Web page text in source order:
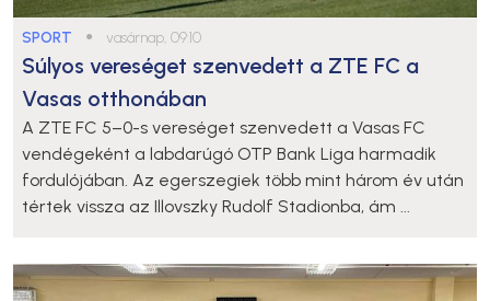
SPORT ● vasárnap, 09:10
Súlyos vereséget szenvedett a ZTE FC a
Vasas otthonában
A ZTE FC 5–0-s vereséget szenvedett a Vasas FC
vendégeként a labdarúgó OTP Bank Liga harmadik
fordulójában. Az egerszegiek több mint három év után
tértek vissza az Illovszky Rudolf Stadionba, ám ...